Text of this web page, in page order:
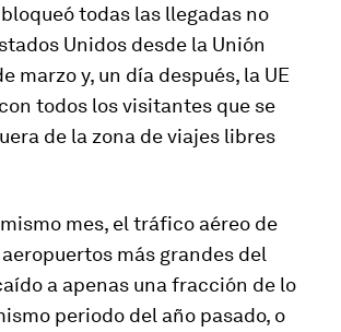
bloqueó todas las llegadas no
Unidos desde la Unión
marzo y, un día después, la UE
todos los visitantes que se
de la zona de viajes libres
mes, el tráfico aéreo de
más grandes del
a apenas una fracción de lo
periodo del año pasado, o